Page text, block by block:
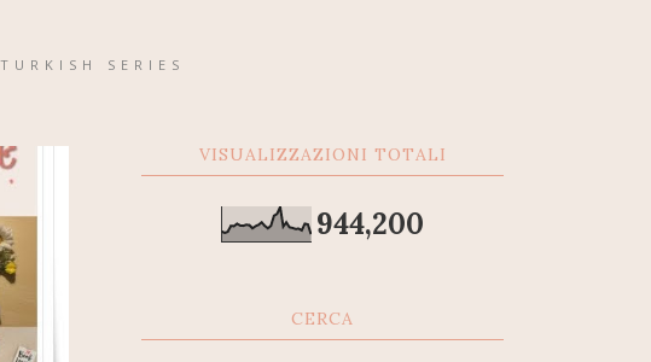
SERIES
VISUALIZZAZIONI TOTALI
944,200
CERCA